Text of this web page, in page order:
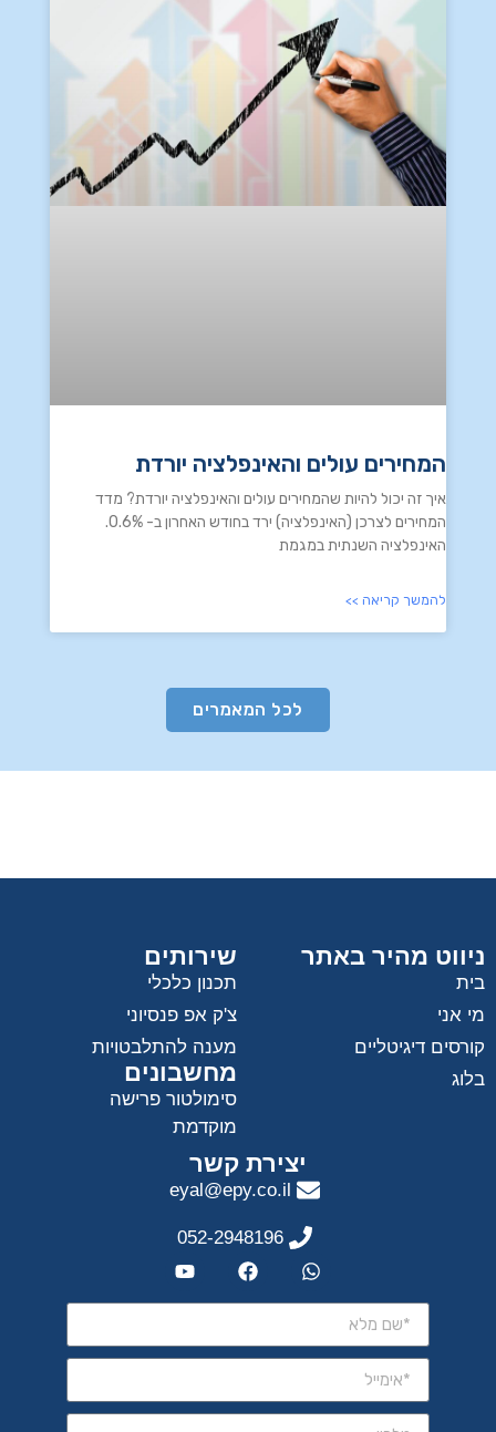
המחירים עולים והאינפלציה יורדת
איך זה יכול להיות שהמחירים עולים והאינפלציה יורדת? מדד
המחירים לצרכן (האינפלציה) ירד בחודש האחרון ב- 0.6%.
האינפלציה השנתית במגמת
להמשך קריאה >>
לכל המאמרים
ניווט מהיר באתר
בית
מי אני
קורסים דיגיטליים
בלוג
שירותים
תכנון כלכלי
צ'ק אפ פנסיוני
מענה להתלבטויות
מחשבונים
סימולטור פרישה
מוקדמת
יצירת קשר
eyal@epy.co.il
052-2948196